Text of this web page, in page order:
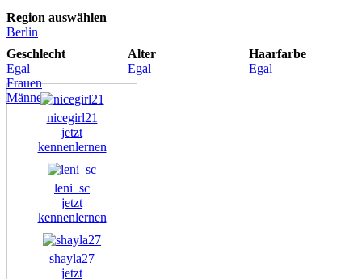
Region auswählen
Berlin
Geschlecht
Egal
Frauen
Männer
Alter
Egal
Haarfarbe
Egal
nicegirl21
jetzt
kennenlernen
leni_sc
jetzt
kennenlernen
shayla27
jetzt